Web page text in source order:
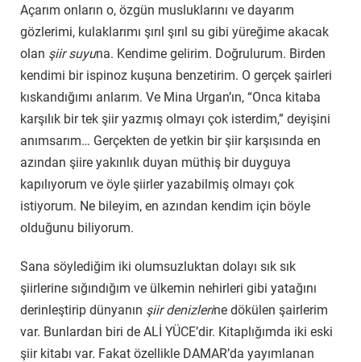
Açarım onların o, özgün musluklarını ve dayarım
gözlerimi, kulaklarımı şırıl şırıl su gibi yüreğime akacak
olan şiir suyuna. Kendime gelirim. Doğrulurum. Birden
kendimi bir ispinoz kuşuna benzetirim. O gerçek şairleri
kıskandığımı anlarım. Ve Mina Urgan’ın, “Onca kitaba
karşılık bir tek şiir yazmış olmayı çok isterdim,” deyişini
anımsarım… Gerçekten de yetkin bir şiir karşısında en
azından şiire yakınlık duyan müthiş bir duyguya
kapılıyorum ve öyle şiirler yazabilmiş olmayı çok
istiyorum. Ne bileyim, en azından kendim için böyle
olduğunu biliyorum.
Sana söylediğim iki olumsuzluktan dolayı sık sık
şiirlerine sığındığım ve ülkemin nehirleri gibi yatağını
derinleştirip dünyanın şiir denizlerine dökülen şairlerim
var. Bunlardan biri de ALİ YÜCE’dir. Kitaplığımda iki eski
şiir kitabı var. Fakat özellikle DAMAR’da yayımlanan